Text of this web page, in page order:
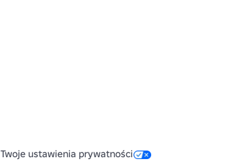
Twoje ustawienia prywatności